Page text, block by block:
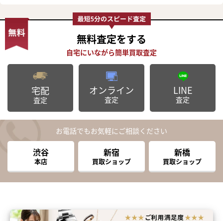
無料査定をする
宅配
査定
オンライン
査定
LINE
査定
お電話でもお気軽にご相談ください
渋谷
本店
新宿
買取ショップ
新橋
買取ショップ